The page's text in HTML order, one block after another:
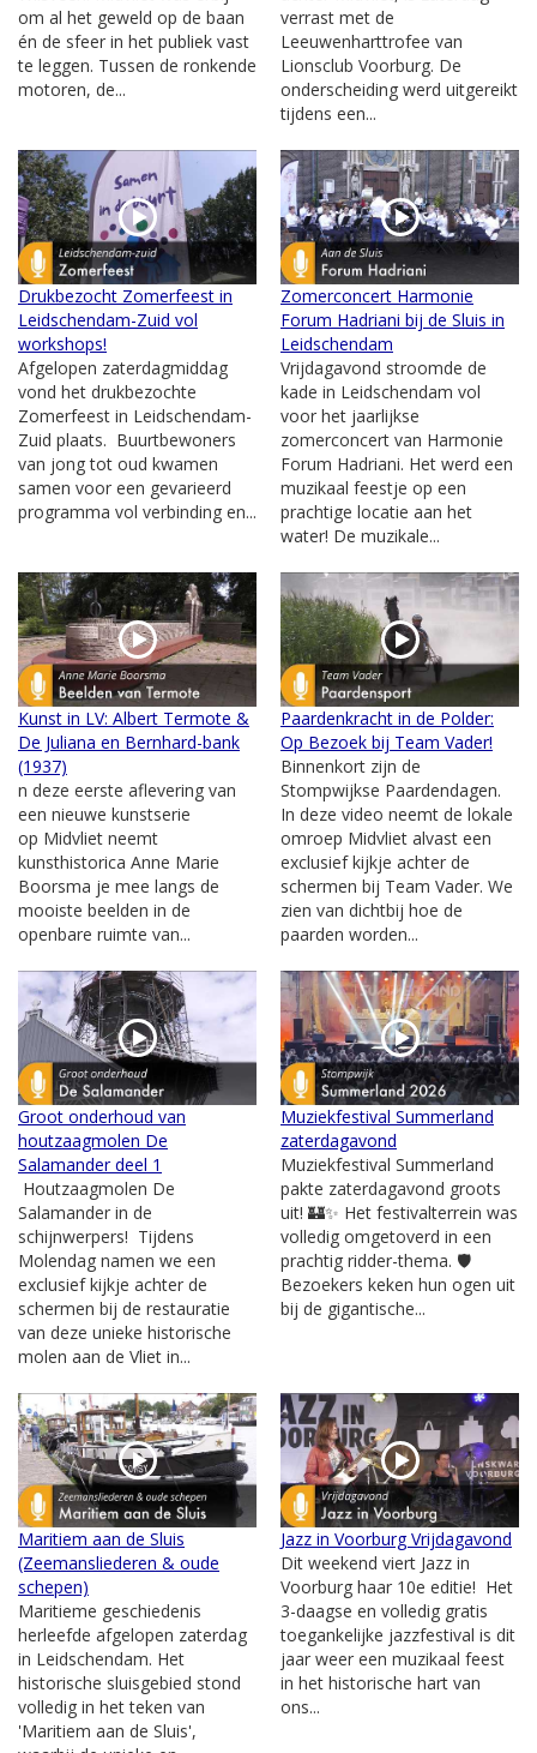
om al het geweld op de baan
én de sfeer in het publiek vast
te leggen. Tussen de ronkende
motoren, de...
verrast met de
Leeuwenharttrofee van
Lionsclub Voorburg. De
onderscheiding werd uitgereikt
tijdens een...
Drukbezocht Zomerfeest in
Leidschendam-Zuid vol
workshops!
Afgelopen zaterdagmiddag
vond het drukbezochte
Zomerfeest in Leidschendam-
Zuid plaats. Buurtbewoners
van jong tot oud kwamen
samen voor een gevarieerd
programma vol verbinding en...
Zomerconcert Harmonie
Forum Hadriani bij de Sluis in
Leidschendam
Vrijdagavond stroomde de
kade in Leidschendam vol
voor het jaarlijkse
zomerconcert van Harmonie
Forum Hadriani. Het werd een
muzikaal feestje op een
prachtige locatie aan het
water! De muzikale...
Kunst in LV: Albert Termote &
De Juliana en Bernhard-bank
(1937)
n deze eerste aflevering van
een nieuwe kunstserie
op Midvliet neemt
kunsthistorica Anne Marie
Boorsma je mee langs de
mooiste beelden in de
openbare ruimte van...
Paardenkracht in de Polder:
Op Bezoek bij Team Vader!
Binnenkort zijn de
Stompwijkse Paardendagen.
In deze video neemt de lokale
omroep Midvliet alvast een
exclusief kijkje achter de
schermen bij Team Vader. We
zien van dichtbij hoe de
paarden worden...
Groot onderhoud van
houtzaagmolen De
Salamander deel 1
Houtzaagmolen De
Salamander in de
schijnwerpers! Tijdens
Molendag namen we een
exclusief kijkje achter de
schermen bij de restauratie
van deze unieke historische
molen aan de Vliet in...
Muziekfestival Summerland
zaterdagavond
Muziekfestival Summerland
pakte zaterdagavond groots
uit! 🏰✨ Het festivalterrein was
volledig omgetoverd in een
prachtig ridder-thema. 🛡️
Bezoekers keken hun ogen uit
bij de gigantische...
Maritiem aan de Sluis
(Zeemansliederen & oude
schepen)
Maritieme geschiedenis
herleefde afgelopen zaterdag
in Leidschendam. Het
historische sluisgebied stond
volledig in het teken van
'Maritiem aan de Sluis',
Jazz in Voorburg Vrijdagavond
Dit weekend viert Jazz in
Voorburg haar 10e editie! Het
3-daagse en volledig gratis
toegankelijke jazzfestival is dit
jaar weer een muzikaal feest
in het historische hart van
ons...